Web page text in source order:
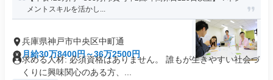
メントスキルを活かし...
兵庫県神戸市中央区中町通
月給30万8400円～36万2500円
求める人材: 必須資格はありません。 誰もが生きやすい社会づ
くりに興味関心のある方、...